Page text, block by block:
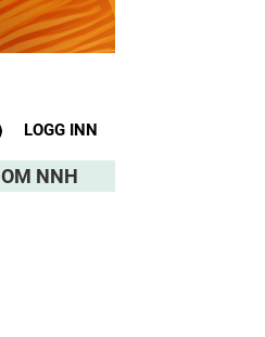
LOGG INN
OM NNH